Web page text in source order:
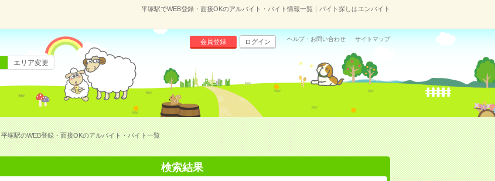
平塚駅でWEB登録・面接OKのアルバイト・バイト情報一覧｜バイト探しはエンバイト
会員登録 ログイン ヘルプ・お問い合わせ サイトマップ
エリア変更
平塚駅のWEB登録・面接OKのアルバイト・バイト一覧
検索結果